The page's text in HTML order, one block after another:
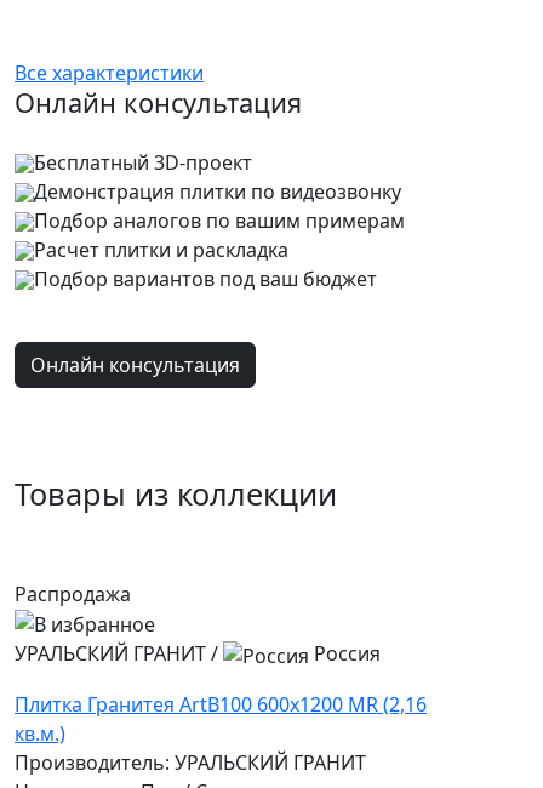
Все характеристики
Онлайн консультация
Бесплатный 3D-проект
Демонстрация плитки по видеозвонку
Подбор аналогов по вашим примерам
Расчет плитки и раскладка
Подбор вариантов под ваш бюджет
Онлайн консультация
Товары из коллекции
Распродажа
УРАЛЬСКИЙ ГРАНИТ/
Россия
Плитка Гранитея ArtB100 600х1200 MR (2,16
кв.м.)
Производитель: УРАЛЬСКИЙ ГРАНИТ